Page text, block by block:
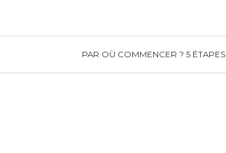
PAR OÙ COMMENCER ? 5 ÉTAPES